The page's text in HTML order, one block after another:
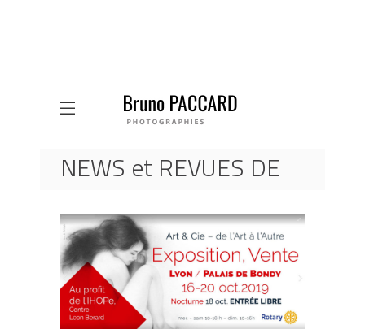
NEWS et REVUES DE
ACCUEIL
ACTUALITES
PALAIS DE BONDY : EXPOSITION-VENTE